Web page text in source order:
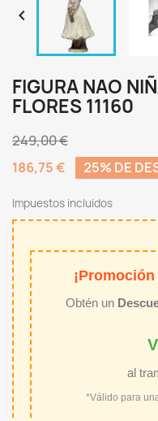

FIGURA NAO
FLORES 11160
249,00 €
186,75 €
25% DE
Impuestos incluidos
Obtén un
al
*Válido para